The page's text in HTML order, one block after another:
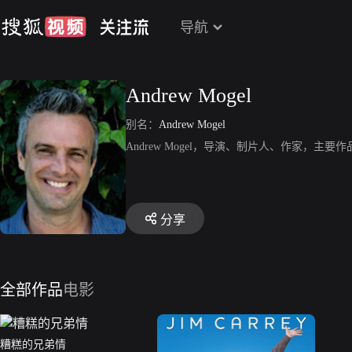
导航
Andrew Mogel
别名： Andrew Mogel
Andrew Mogel，导演、制片人、作家，主要作
分享
全部作品电影
糟糕的兄弟情